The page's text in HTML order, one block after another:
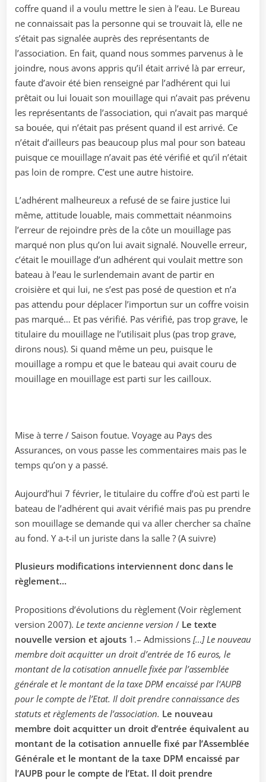
coffre quand il a voulu mettre le sien à l’eau. Le Bureau
ne connaissait pas la personne qui se trouvait là, elle ne
s’était pas signalée auprès des représentants de
l’association. En fait, quand nous sommes parvenus à le
joindre, nous avons appris qu’il était arrivé là par erreur,
faute d’avoir été bien renseigné par l’adhérent qui lui
prêtait ou lui louait son mouillage qui n’avait pas prévenu
les représentants de l’association, qui n’avait pas marqué
sa bouée, qui n’était pas présent quand il est arrivé. Ce
n’était d’ailleurs pas beaucoup plus mal pour son bateau
puisque ce mouillage n’avait pas été vérifié et qu’il n’était
pas loin de rompre. C’est une autre histoire.
L’adhérent malheureux a refusé de se faire justice lui
même, attitude louable, mais commettait néanmoins
l’erreur de rejoindre près de la côte un mouillage pas
marqué non plus qu’on lui avait signalé. Nouvelle erreur,
c’était le mouillage d’un adhérent qui voulait mettre son
bateau à l’eau le surlendemain avant de partir en
croisière et qui lui, ne s’est pas posé de question et n’a
pas attendu pour déplacer l’importun sur un coffre voisin
pas marqué… Et pas vérifié. Pas vérifié, pas trop grave, le
titulaire du mouillage ne l’utilisait plus (pas trop grave,
dirons nous). Si quand même un peu, puisque le
mouillage a rompu et que le bateau qui avait couru de
mouillage en mouillage est parti sur les cailloux.
Mise à terre / Saison foutue. Voyage au Pays des
Assurances, on vous passe les commentaires mais pas le
temps qu’on y a passé.
Aujourd’hui 7 février, le titulaire du coffre d’où est parti le
bateau de l’adhérent qui avait vérifié mais pas pu prendre
son mouillage se demande qui va aller chercher sa chaîne
au fond. Y a-t-il un juriste dans la salle ? (A suivre)
Plusieurs modifications interviennent donc dans le
règlement…
Propositions d’évolutions du règlement (Voir règlement
version 2007). Le texte ancienne version / Le texte
nouvelle version et ajouts 1.– Admissions […] Le nouveau
membre doit acquitter un droit d’entrée de 16 euros, le
montant de la cotisation annuelle fixée par l’assemblée
générale et le montant de la taxe DPM encaissé par l’AUPB
pour le compte de l’Etat. Il doit prendre connaissance des
statuts et règlements de l’association. Le nouveau
membre doit acquitter un droit d’entrée équivalent au
montant de la cotisation annuelle fixé par l’Assemblée
Générale et le montant de la taxe DPM encaissé par
l’AUPB pour le compte de l’Etat. Il doit prendre